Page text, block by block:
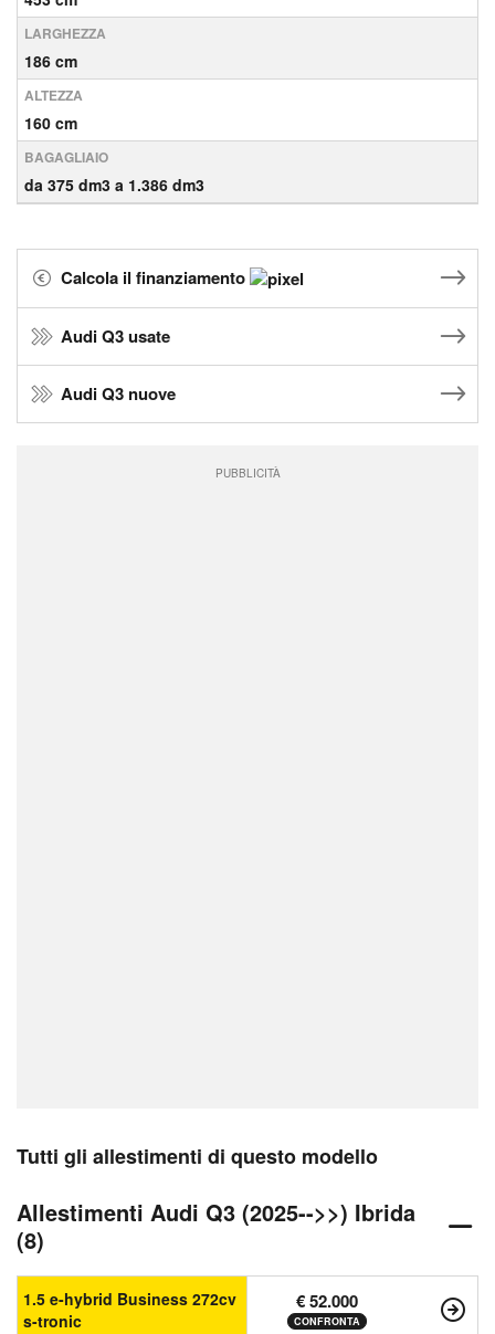
LARGHEZZA
186 cm
ALTEZZA
160 cm
BAGAGLIAIO
da 375 dm3 a 1.386 dm3
Calcola il finanziamento
Audi Q3 usate
Audi Q3 nuove
PUBBLICITÀ
Tutti gli allestimenti di questo modello
Allestimenti Audi Q3 (2025-->>) Ibrida
(8)
1.5 e-hybrid Business 272cv
s-tronic
€ 52.000
CONFRONTA